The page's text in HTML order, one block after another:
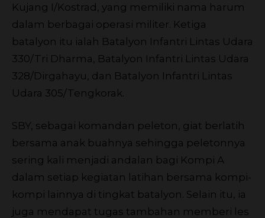
Kujang I/Kostrad, yang memiliki nama harum
dalam berbagai operasi militer. Ketiga
batalyon itu ialah Batalyon Infantri Lintas Udara
330/Tri Dharma, Batalyon Infantri Lintas Udara
328/Dirgahayu, dan Batalyon Infantri Lintas
Udara 305/Tengkorak.
SBY, sebagai komandan peleton, giat berlatih
bersama anak buahnya sehingga peletonnya
sering kali menjadi andalan bagi Kompi A
dalam setiap kegiatan latihan bersama kompi-
kompi lainnya di tingkat batalyon. Selain itu, ia
juga mendapat tugas tambahan memberi les